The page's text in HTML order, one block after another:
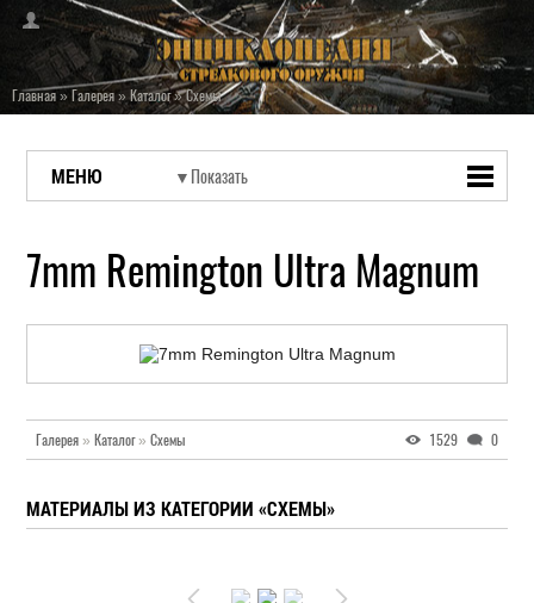
Главная»Галерея»Каталог»Схемы
МЕНЮ
7mm Remington Ultra Magnum
Галерея » Каталог» Схемы 1529 0
МАТЕРИАЛЫ ИЗ КАТЕГОРИИ «СХЕМЫ»